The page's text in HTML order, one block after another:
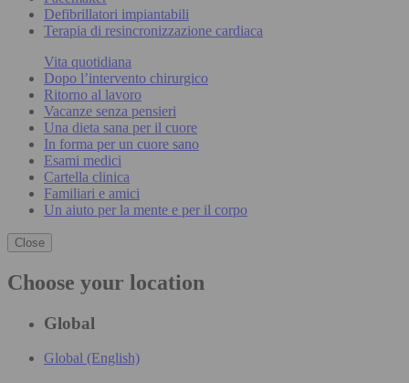
Defibrillatori impiantabili
Terapia di resincronizzazione cardiaca
Vita quotidiana
Dopo l’intervento chirurgico
Ritorno al lavoro
Vacanze senza pensieri
Una dieta sana per il cuore
In forma per un cuore sano
Esami medici
Cartella clinica
Familiari e amici
Un aiuto per la mente e per il corpo
Close
Choose your location
Global
Global (English)